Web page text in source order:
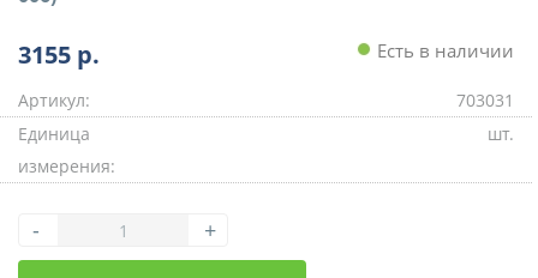
3155 р. Есть в наличии
Артикул:
703031
Единица
измерения:
шт.
- +